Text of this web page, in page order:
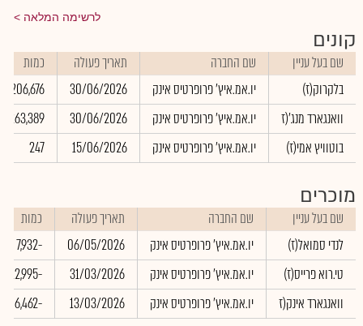
לרשימה המלאה
קונים
שם בעל עניין שם החברה תאריך פעולה
כמות
בלקרוק(ז)
יו.אמ.איץ' פרופרטיס אינק 30/06/2026
206,676
וואנגארד מנג'(ז
יו.אמ.איץ' פרופרטיס אינק 30/06/2026
4,263,389
בוטוויץ אמי(ז)
יו.אמ.איץ' פרופרטיס אינק 15/06/2026
247
מוכרים
שם בעל עניין שם החברה תאריך פעולה
כמות
לנדי סמואל(ז)
יו.אמ.איץ' פרופרטיס אינק 06/05/2026
-7,932
טי.רוא פרייס(ז)
יו.אמ.איץ' פרופרטיס אינק 31/03/2026
-712,995
וואנגארד אינק(ז
יו.אמ.איץ' פרופרטיס אינק 13/03/2026
-7,506,462